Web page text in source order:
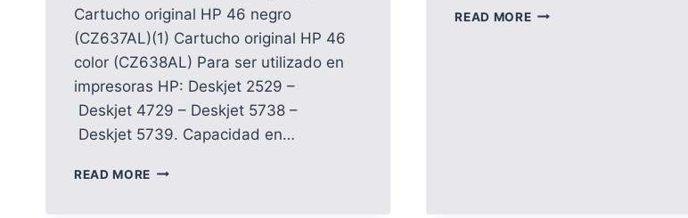
Cartucho original HP 46 negro
(CZ637AL)(1) Cartucho original HP 46
color (CZ638AL) Para ser utilizado en
impresoras HP: Deskjet 2529 –
Deskjet 4729 – Deskjet 5738 –
Deskjet 5739. Capacidad en…
READ MORE COMBO!
READ MORECARTUCHO